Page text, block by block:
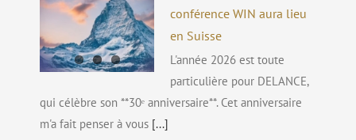
conférence WIN aura lieu
en Suisse
L'année 2026 est toute
particulière pour DELANCE,
qui célèbre son **30ᵉ anniversaire**. Cet anniversaire
m'a fait penser à vous [...]